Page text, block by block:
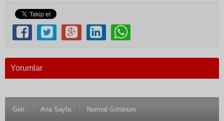
Yorumlar
Geri Ana Sayfa Normal Görünüm